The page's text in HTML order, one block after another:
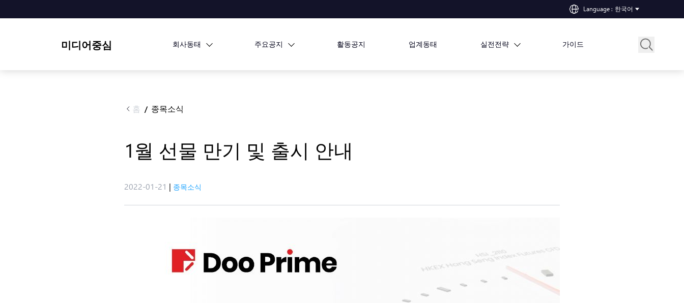
Language : 한국어
미디어중심 회사동태 주요공지 활동공지 업계동태 실전전략 가이드
홈 / 종목소식
1월 선물 만기 및 출시 안내
2022-01-21 | 종목소식